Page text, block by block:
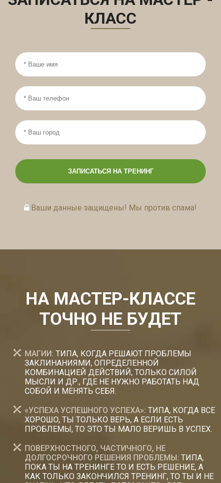
КЛАСС
Ваши данные защищены! Мы против спама!
НА МАСТЕР-КЛАССЕ
ТОЧНО НЕ БУДЕТ
МАГИИ: ТИПА, КОГДА РЕШАЮТ ПРОБЛЕМЫ
ЗАКЛИНАНИЯМИ, ОПРЕДЕЛЕННОЙ
КОМБИНАЦИЕЙ ДЕЙСТВИЙ, ТОЛЬКО СИЛОЙ
МЫСЛИ И ДР., ГДЕ НЕ НУЖНО РАБОТАТЬ НАД
СОБОЙ И МЕНЯТЬ СЕБЯ.
«УСПЕХА УСПЕШНОГО УСПЕХА»: ТИПА, КОГДА ВСЕ
ХОРОШО, ТЫ ТОЛЬКО ВЕРЬ, А ЕСЛИ ЕСТЬ
ПРОБЛЕМЫ, ТО ЭТО ТЫ МАЛО ВЕРИШЬ В УСПЕХ.
ПОВЕРХНОСТНОГО, ЧАСТИЧНОГО, НЕ
ДОЛГОСРОЧНОГО РЕШЕНИЯ ПРОБЛЕМЫ: ТИПА,
ПОКА ТЫ НА ТРЕНИНГЕ ТО И ЕСТЬ РЕШЕНИЕ, А
КАК ТОЛЬКО ЗАКОНЧИЛСЯ ТРЕНИНГ, ТО ТЫ И НЕ